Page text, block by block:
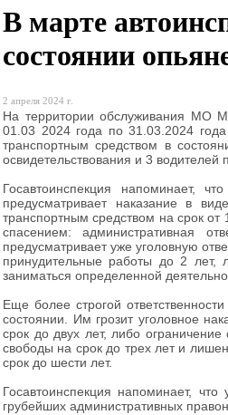
В марте
состоянии
2 апреля 2024 г.
На территории обслуживания МО
01.03 2024 года по 31.03.2024
транспортным средством в
освидетельствования и 3 водителей
Госавтоинспекция напоминает,
предусматривает наказание в
транспортным средством на срок от
спасением: административная
предусматривает уже уголовную
принудительные работы до 2
заниматься определенной
Еще более строгой
состоянии. Им грозит уголовное
срок до двух лет, либо
свободы на срок до трех лет и
срок до шести лет.
Госавтоинспекция напоминает,
грубейших административных